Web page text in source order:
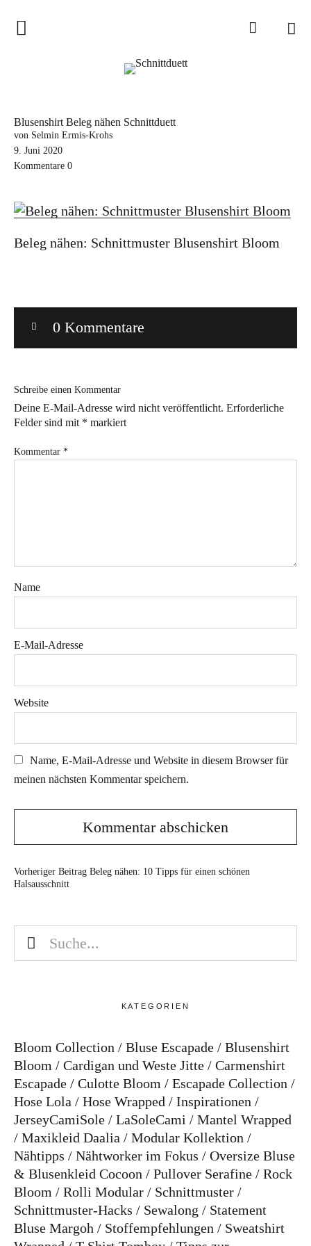
Home
Schnittduett Magazin
Stoffempfehlungen
Wir sagen Danke und Good
Bye!
Blusenshirt Beleg nähen Schnittduett
von Selmin Ermis-Krohs
9. Juni 2020
Kommentare 0
Beleg nähen: Schnittmuster Blusenshirt Bloom
0 Kommentare
Schreibe einen Kommentar
Deine E-Mail-Adresse wird nicht veröffentlicht. Erforderliche
Felder sind mit * markiert
Kommentar *
Name
E-Mail-Adresse
Website
Name, E-Mail-Adresse und Website in diesem Browser für
meinen nächsten Kommentar speichern.
Vorheriger Beitrag Beleg nähen: 10 Tipps für einen schönen
Halsausschnitt
KATEGORIEN
Bloom Collection Bluse Escapade
Blusenshirt
Bloom
Cardigan und Weste Jitte
Carmenshirt
Escapade
Culotte Bloom
Escapade Collection
Hose Lola
Hose Wrapped
Inspirationen
JerseyCamiSole
LaSoleCami
Mantel Wrapped
Maxikleid Daalia
Modular Kollektion
Nähtipps
Nähtworker im Fokus
Oversize Bluse
& Blusenkleid Cocoon
Pullover Serafine
Rock
Bloom
Rolli Modular
Schnittmuster
Schnittmuster-Hacks
Sewalong
Statement
Bluse Margoh
Stoffempfehlungen
Sweatshirt